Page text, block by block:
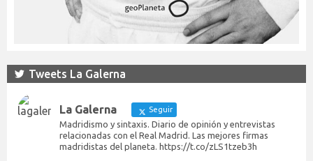
Tweets La Galerna
La Galerna Seguir
Madridismo y sintaxis. Diario de opinión y entrevistas
relacionadas con el Real Madrid. Las mejores firmas
madridistas del planeta. https://t.co/zLS1tzeb3h